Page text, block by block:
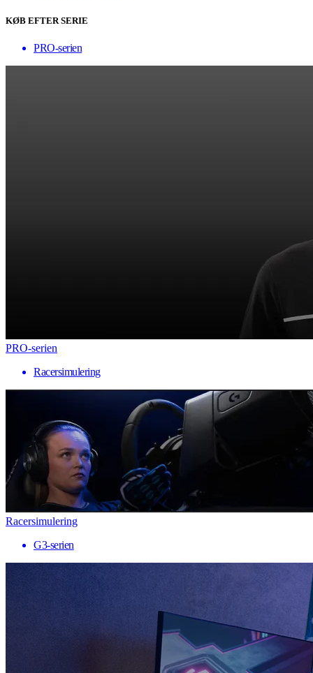
KØB EFTER SERIE
PRO-serien
PRO-serien
Racersimulering
Racersimulering
G3-serien